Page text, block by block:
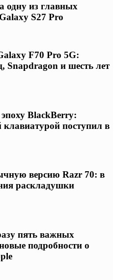
одну из главных
S27 Pro
F70 Pro 5G:
Snapdragon и шесть лет
BlackBerry:
поступил в
версию Razr 70: в
раскладушки
пять важных
подробности о